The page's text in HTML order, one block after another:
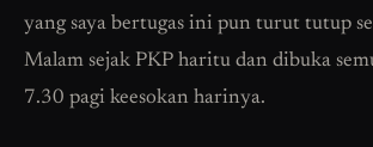
yang saya bertugas ini pun turut tutup
Malam sejak PKP haritu dan dibuka
7.30 pagi keesokan harinya.